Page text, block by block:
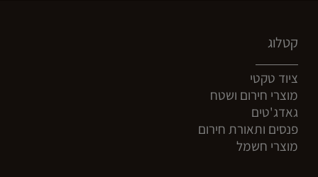
קטלוג
ציוד טקטי
מוצרי חירום ושטח
גאדג'טים
פנסים ותאורת חירום
מוצרי חשמל